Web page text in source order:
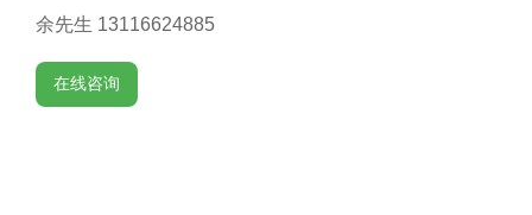
余先生 13116624885
在线咨询